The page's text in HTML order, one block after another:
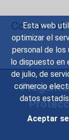
Esta web
optimizar el
personal de los
lo dispuesto en
de julio, de
comercio
datos
Aceptar
Contacto|